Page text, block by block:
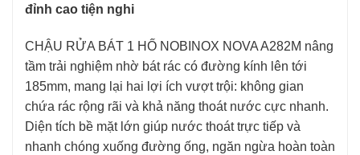
đỉnh cao tiện nghi
CHẬU RỬA BÁT 1 HỐ NOBINOX NOVA A282M nâng
tầm trải nghiệm nhờ bát rác có đường kính lên tới
185mm, mang lại hai lợi ích vượt trội: không gian
chứa rác rộng rãi và khả năng thoát nước cực nhanh.
Diện tích bề mặt lớn giúp nước thoát trực tiếp và
nhanh chóng xuống đường ống, ngăn ngừa hoàn toàn